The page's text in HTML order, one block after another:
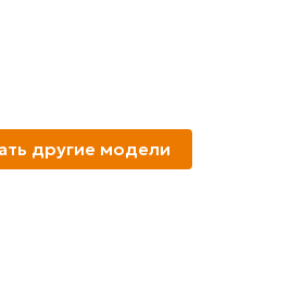
другие модели